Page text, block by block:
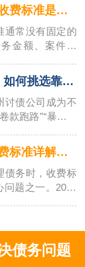
上海绍兴讨债公司的收费标准是怎样的？
通常没有固定的
金额、案件难
上海2025 避坑指南：如何挑选靠谱的杭州讨债公司？6 步甄别合规机构
讨债公司成为不
款跑路”“暴力催
上海杭州讨债公司收费标准详解：2025 新规下的费用体系与合规指南
债务时，收费标
题之一。2025
债务问题